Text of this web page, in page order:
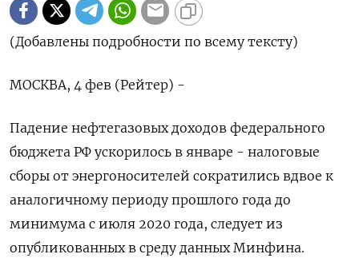
(Добавлены подробности по всему тексту)
МОСКВА, 4 фев (Рейтер) -
Падение нефтегазовых доходов федерального
бюджета РФ ускорилось в январе - налоговые
сборы от энергоносителей сократились вдвое к
аналогичному периоду прошлого года до
минимума с июля ⁠2020 года, следует из
опубликованных в среду данных Минфина.